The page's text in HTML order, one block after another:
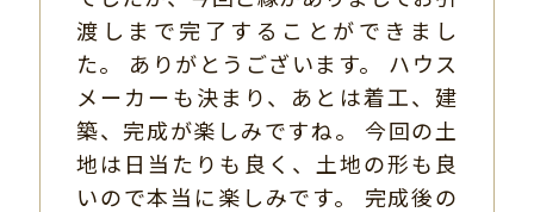
渡しまで完了することができまし
た。 ありがとうございます。 ハウス
メーカーも決まり、あとは着工、建
築、完成が楽しみですね。 今回の土
地は日当たりも良く、土地の形も良
いので本当に楽しみです。 完成後の